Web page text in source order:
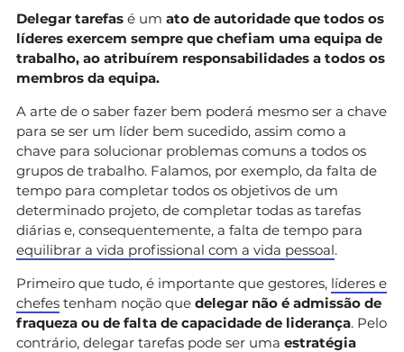
Delegar tarefas é um ato de autoridade que todos os
líderes exercem sempre que chefiam uma equipa de
trabalho, ao atribuírem responsabilidades a todos os
membros da equipa.
A arte de o saber fazer bem poderá mesmo ser a chave
para se ser um líder bem sucedido, assim como a
chave para solucionar problemas comuns a todos os
grupos de trabalho. Falamos, por exemplo, da falta de
tempo para completar todos os objetivos de um
determinado projeto, de completar todas as tarefas
diárias e, consequentemente, a falta de tempo para
equilibrar a vida profissional com a vida pessoal.
Primeiro que tudo, é importante que gestores, líderes e
chefes tenham noção que delegar não é admissão de
fraqueza ou de falta de capacidade de liderança. Pelo
contrário, delegar tarefas pode ser uma estratégia